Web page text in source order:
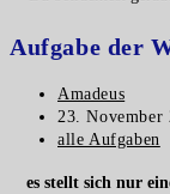
Aufgabe der
Amadeus
23. November
alle Aufgaben
es stellt sich nur